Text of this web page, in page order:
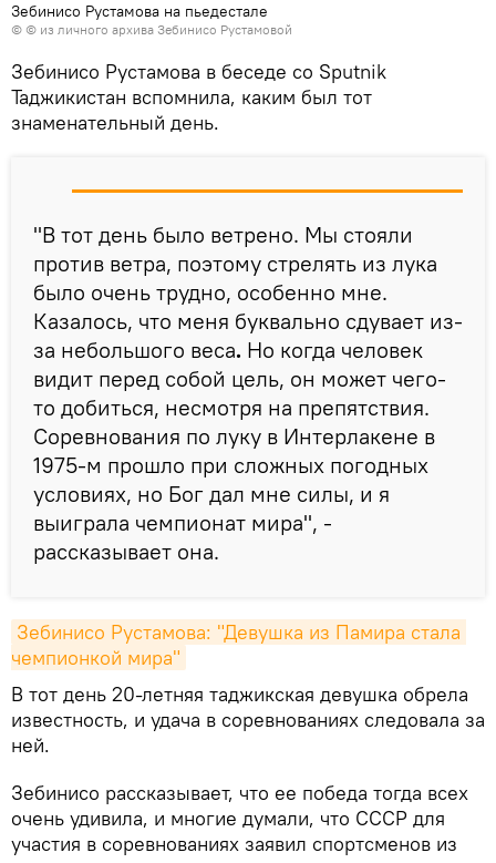
Зебинисо Рустамова на пьедестале
© © из личного архива Зебинисо Рустамовой
Зебинисо Рустамова в беседе со Sputnik
Таджикистан вспомнила, каким был тот
знаменательный день.
"В тот день было ветрено. Мы стояли
против ветра, поэтому стрелять из лука
было очень трудно, особенно мне.
Казалось, что меня буквально сдувает из-
за небольшого веса. Но когда человек
видит перед собой цель, он может чего-
то добиться, несмотря на препятствия.
Соревнования по луку в Интерлакене в
1975-м прошло при сложных погодных
условиях, но Бог дал мне силы, и я
выиграла чемпионат мира", -
рассказывает она.
Зебинисо Рустамова: "Девушка из Памира стала
чемпионкой мира"
В тот день 20-летняя таджикская девушка обрела
известность, и удача в соревнованиях следовала за
ней.
Зебинисо рассказывает, что ее победа тогда всех
очень удивила, и многие думали, что СССР для
участия в соревнованиях заявил спортсменов из